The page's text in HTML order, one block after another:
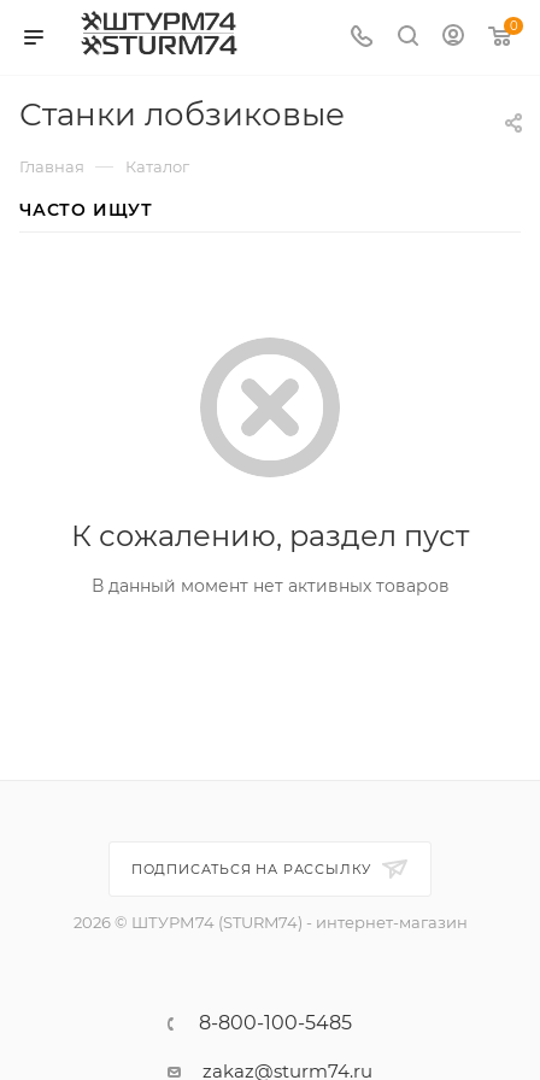
0
Станки лобзиковые
Главная — Каталог
ЧАСТО ИЩУТ
К сожалению, раздел пуст
В данный момент нет активных товаров
ПОДПИСАТЬСЯ НА РАССЫЛКУ
2026 © ШТУРМ74 (STURM74) - интернет-магазин
8-800-100-5485
zakaz@sturm74.ru